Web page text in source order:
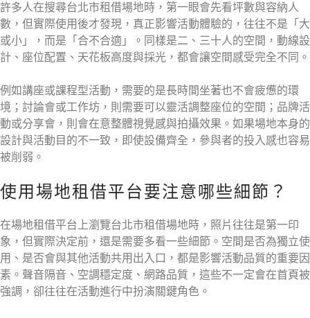
許多人在搜尋台北市租借場地時，第一眼會先看坪數與容納人
數，但實際使用後才發現，真正影響活動體驗的，往往不是「大
或小」，而是「合不合適」。同樣是二、三十人的空間，動線設
計、座位配置、天花板高度與採光，都會讓空間感受完全不同。
例如講座或課程型活動，需要的是長時間坐著也不會疲憊的環
境；討論會或工作坊，則需要可以靈活調整座位的空間；品牌活
動或分享會，則會在意整體視覺感與拍攝效果。如果場地本身的
設計與活動目的不一致，即使設備齊全，參與者的投入感也容易
被削弱。
使用場地租借平台要注意哪些細節？
在場地租借平台上瀏覽台北市租借場地時，照片往往是第一印
象，但實際決定前，還是需要多看一些細節。空間是否為獨立使
用、是否會與其他活動共用出入口，都是影響活動品質的重要因
素。聲音隔音、空調穩定度、網路品質，這些不一定會在首頁被
強調，卻往往在活動進行中扮演關鍵角色。